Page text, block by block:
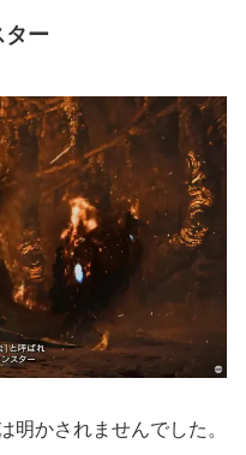
ター
明かされませんでした。